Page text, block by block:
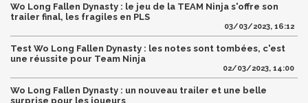
Wo Long Fallen Dynasty : le jeu de la TEAM Ninja s'offre son
trailer final, les fragiles en PLS
03/03/2023, 16:12
Test Wo Long Fallen Dynasty : les notes sont tombées, c'est
une réussite pour Team Ninja
02/03/2023, 14:00
Wo Long Fallen Dynasty : un nouveau trailer et une belle
surprise pour les joueurs